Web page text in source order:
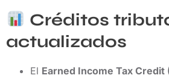
Créditos
actualizados
El Earned Income Tax Credit